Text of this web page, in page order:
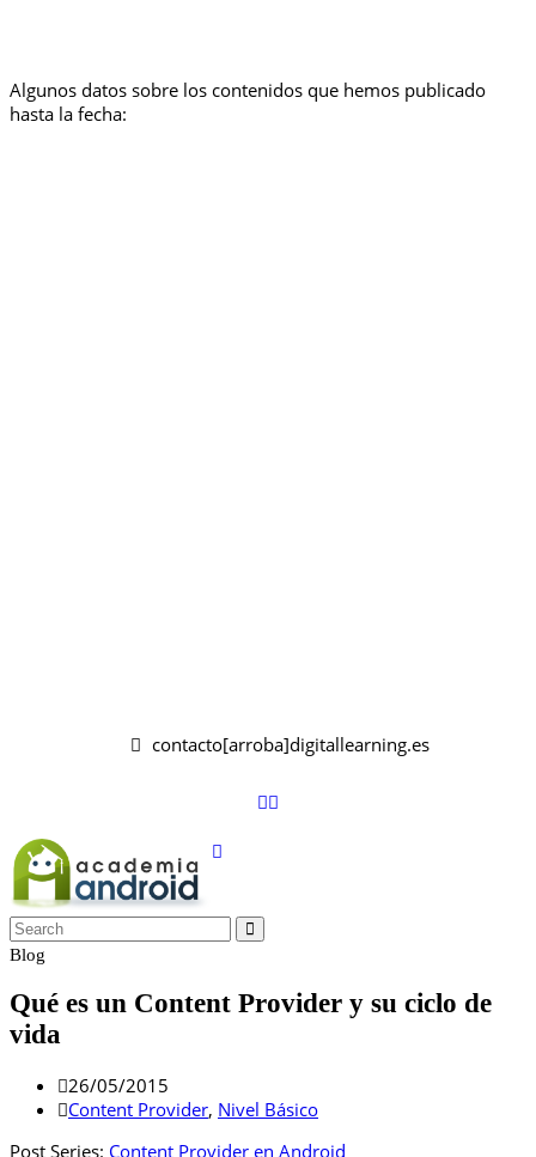
Algunos datos sobre los contenidos que hemos publicado
hasta la fecha:
contacto[arroba]digitallearning.es
Blog
Qué es un Content Provider y su ciclo de
vida
26/05/2015
Content Provider, Nivel Básico
Post Series: Content Provider en Android